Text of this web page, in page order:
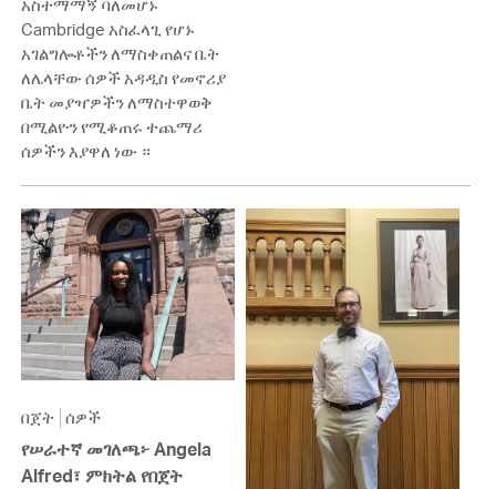
አስተማማኝ ባለመሆኑ
Cambridge አስፈላጊ የሆኑ
አገልግሎቶችን ለማስቀጠልና ቤት
ለሌላቸው ሰዎች አዳዲስ የመኖሪያ
ቤት መያዣዎችን ለማስተዋወቅ
በሚልዮን የሚቆጠሩ ተጨማሪ
ሰዎችን እያዋለ ነው ።
በጀት ሰዎች
የሠራተኛ መገለጫ፦ Angela
Alfred፣ ምክትል የበጀት